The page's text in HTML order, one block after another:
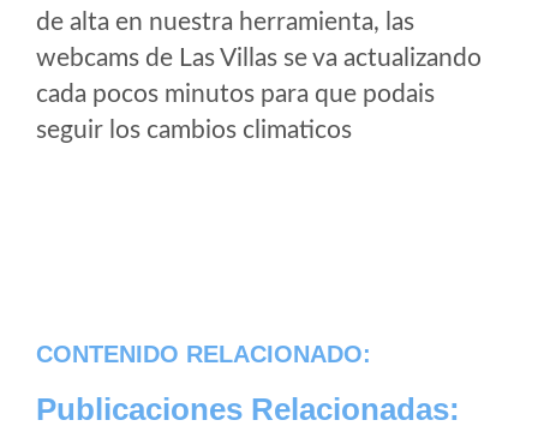
de alta en nuestra herramienta, las
webcams de Las Villas se va actualizando
cada pocos minutos para que podais
seguir los cambios climaticos
CONTENIDO RELACIONADO:
Publicaciones Relacionadas: